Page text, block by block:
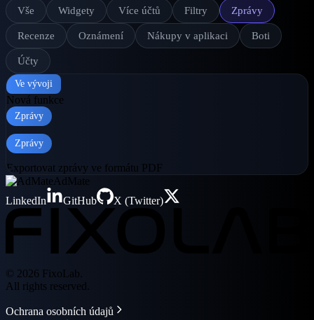
Vše Widgety Více účtů Filtry Zprávy
Recenze Oznámení Nákupy v aplikaci Boti
Účty
Ve vývoji
Nová funkce
Zprávy
Zprávy
Exportovat zprávy ve formátu PDF
AdMate
LinkedIn
GitHub X (Twitter)
© 2026 FixoLab.
All rights reserved.
Ochrana osobních údajů